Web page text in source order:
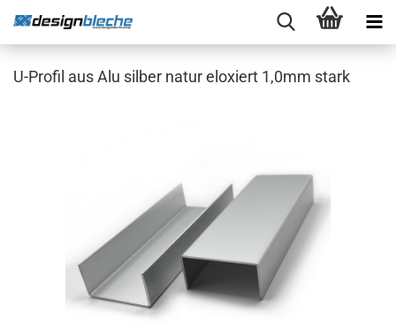
U-Profil aus Alu silber natur eloxiert 1,0mm stark